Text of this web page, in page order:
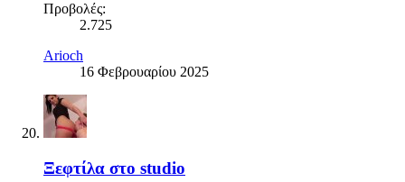
Προβολές:
2.725
Arioch
16 Φεβρουαρίου 2025
Ξεφτίλα στο studio